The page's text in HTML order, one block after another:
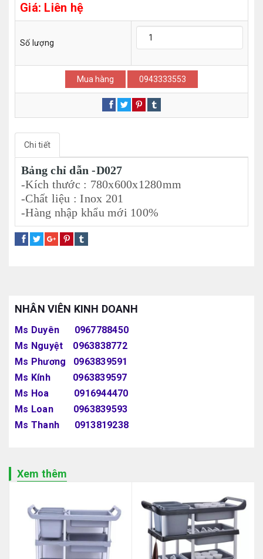
Giá: Liên hệ
Số lượng
Mua hàng 0943333553
Chi tiết
Bảng chỉ dẫn -D027
-Kích thước : 780x600x1280mm
-Chất liệu : Inox 201
-Hàng nhập khẩu mới 100%
NHÂN VIÊN KINH DOANH
Ms Duyên 0967788450
Ms Nguyệt 0963838772
Ms Phương 0963839591
Ms Kính 0963839597
Ms Hoa 0916944470
Ms Loan 0963839593
Ms Thanh 0913819238
Xem thêm